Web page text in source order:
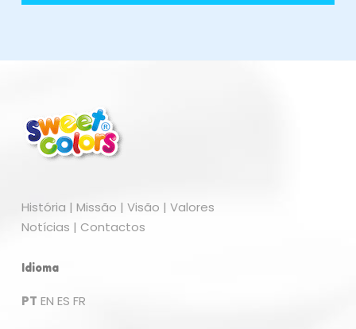
História | Missão | Visão | Valores
Notícias | Contactos
Idioma
PT EN ES FR